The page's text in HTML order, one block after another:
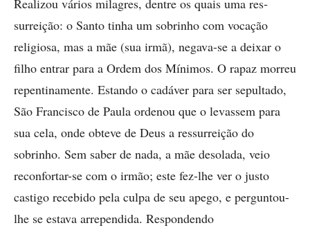
Realizou vários milagres, dentre os quais uma res­
surreição: o Santo tinha um sobrinho com vocação
religiosa, mas a mãe (sua irmã), negava-se a deixar o
filho entrar para a Ordem dos Mínimos. O rapaz morreu
repentinamente. Estando o cadáver para ser sepultado,
São Francisco de Paula ordenou que o le­vassem para
sua cela, onde obteve de Deus a res­surreição do
sobrinho. Sem saber de nada, a mãe de­solada, veio
reconfortar-se com o irmão; este fez-lhe ver o justo
castigo recebido pela culpa de seu apego, e perguntou-
lhe se estava arrependida. Respondendo